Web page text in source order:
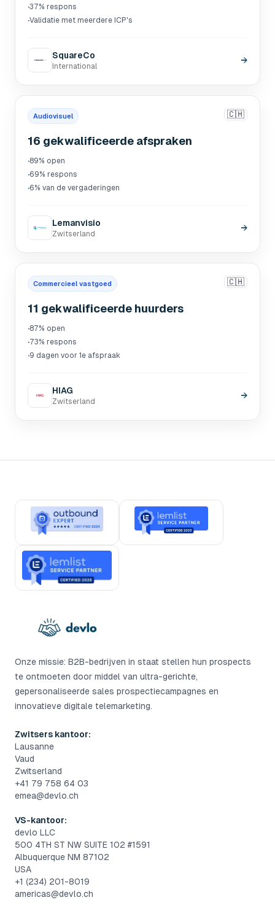
·37% respons
·Validatie met meerdere ICP's
SquareCo
International
→
Audiovisuel 🇨🇭
16 gekwalificeerde afspraken
·89% open
·69% respons
·6% van de vergaderingen
Lemanvisio
Zwitserland
→
Commercieel vastgoed 🇨🇭
11 gekwalificeerde huurders
·87% open
·73% respons
·9 dagen voor 1e afspraak
HIAG
Zwitserland
→
Onze missie: B2B-bedrijven in staat stellen hun prospects
te ontmoeten door middel van ultra-gerichte,
gepersonaliseerde sales prospectiecampagnes en
innovatieve digitale telemarketing.
Zwitsers kantoor:
Lausanne
Vaud
Zwitserland
+41 79 758 64 03
emea@devlo.ch
VS-kantoor:
devlo LLC
500 4TH ST NW SUITE 102 #1591
Albuquerque NM 87102
USA
+1 (234) 201-8019
americas@devlo.ch